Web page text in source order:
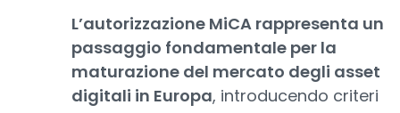
L’autorizzazione MiCA rappresenta un
passaggio fondamentale per la
maturazione del mercato degli asset
digitali in Europa, introducendo criteri